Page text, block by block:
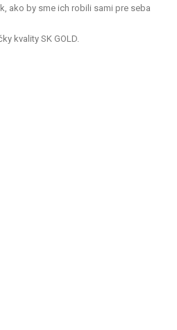
ako by sme ich robili sami pre seba
kvality SK GOLD.